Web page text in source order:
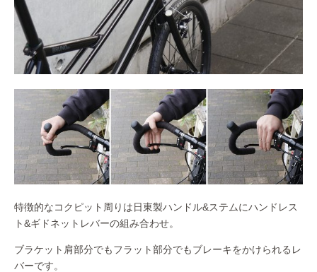
特徴的なコクピット周りは日東製ハンドル&ステムにハンドレス
ト&ギドネットレバーの組み合わせ。
ブラケット肩部分でもフラット部分でもブレーキをかけられるレ
バーです。